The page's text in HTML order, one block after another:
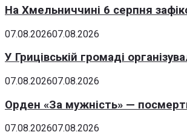
На Хмельниччині 6 серпня
07.08.202607.08.2026
У Грицівській громаді
07.08.202607.08.2026
Орден «За мужність» —
07.08.202607.08.2026